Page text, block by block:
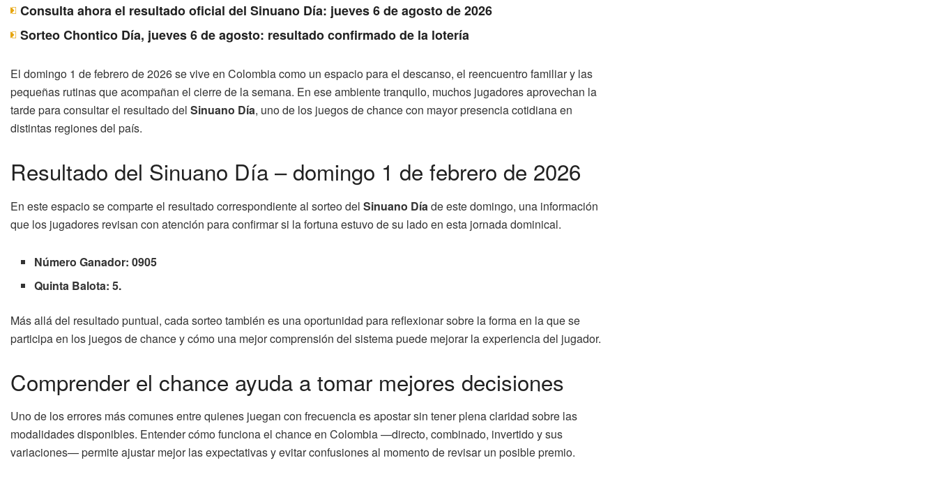
Consulta ahora el resultado oficial del Sinuano Día: jueves 6 de agosto de 2026
Sorteo Chontico Día, jueves 6 de agosto: resultado confirmado de la lotería
El domingo 1 de febrero de 2026 se vive en Colombia como un espacio para el descanso, el reencuentro familiar y las
pequeñas rutinas que acompañan el cierre de la semana. En ese ambiente tranquilo, muchos jugadores aprovechan la
tarde para consultar el resultado del Sinuano Día, uno de los juegos de chance con mayor presencia cotidiana en
distintas regiones del país.
Resultado del Sinuano Día – domingo 1 de febrero de 2026
En este espacio se comparte el resultado correspondiente al sorteo del Sinuano Día de este domingo, una información
que los jugadores revisan con atención para confirmar si la fortuna estuvo de su lado en esta jornada dominical.
Número Ganador: 0905
Quinta Balota: 5.
Más allá del resultado puntual, cada sorteo también es una oportunidad para reflexionar sobre la forma en la que se
participa en los juegos de chance y cómo una mejor comprensión del sistema puede mejorar la experiencia del jugador.
Comprender el chance ayuda a tomar mejores decisiones
Uno de los errores más comunes entre quienes juegan con frecuencia es apostar sin tener plena claridad sobre las
modalidades disponibles. Entender cómo funciona el chance en Colombia —directo, combinado, invertido y sus
variaciones— permite ajustar mejor las expectativas y evitar confusiones al momento de revisar un posible premio.